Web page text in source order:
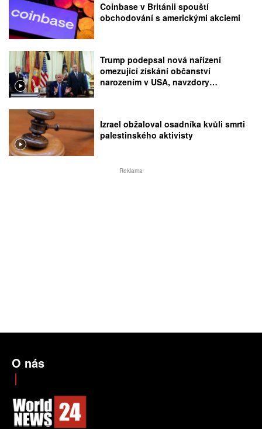
Coinbase v Británii spouští
obchodování s americkými akciemi
Trump podepsal nová nařízení
omezující získání občanství
narozením v USA, navzdory
Izrael obžaloval osadníka kvůli smrti
palestinského aktivisty
Reklama
O nás